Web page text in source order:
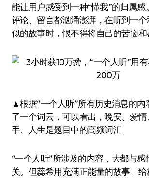
能让用户感受到一种“懂我”的归属
评论、留言都汹涌澎湃，在听到一
似的故事时，恨不得将自己的苦恼和
▲根据“一个人听”所有历史消息的内
了一个词云，可以看出，晚安、爱
手、人生是题目中的高频词汇
“一个人听”所涉及的内容，大都与
关。但蕊希用充满正能量的故事，给